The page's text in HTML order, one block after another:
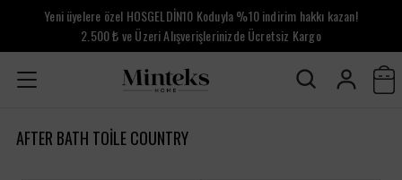
Yeni üyelere özel HOSGELDİN10 Koduyla %10 indirim hakkı kazan!
2.500 ₺ ve Üzeri Alışverişlerinizde Ücretsiz Kargo
AFTER BATH TOILE COUNTRY